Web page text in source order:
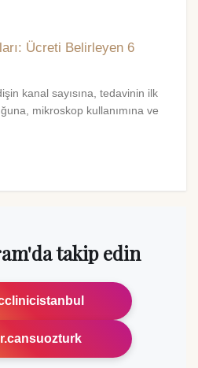
Ücreti Belirleyen 6
kanal sayısına, tedavinin ilk
mikroskop kullanımına ve
takip edin